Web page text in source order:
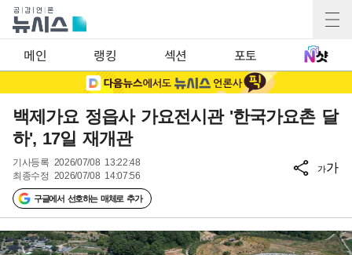
메인 랭킹 섹션 포토
백제가요 정읍사 가요전시관 '한국가요촌 달
하', 17일 재개관
기사등록 2026/07/08 13:22:48
최종수정 2026/07/08 14:07:56
구글에서 선호하는 매체로 추가
가가